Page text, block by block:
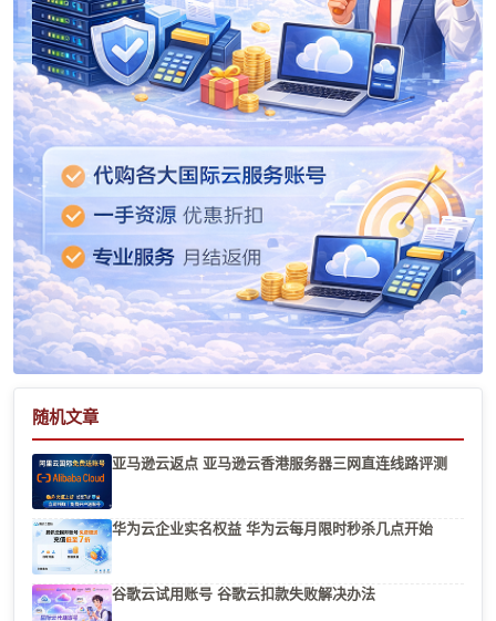
随机文章
亚马逊云返点 亚马逊云香港服务器三网直连线路评测
华为云企业实名权益 华为云每月限时秒杀几点开始
谷歌云试用账号 谷歌云扣款失败解决办法